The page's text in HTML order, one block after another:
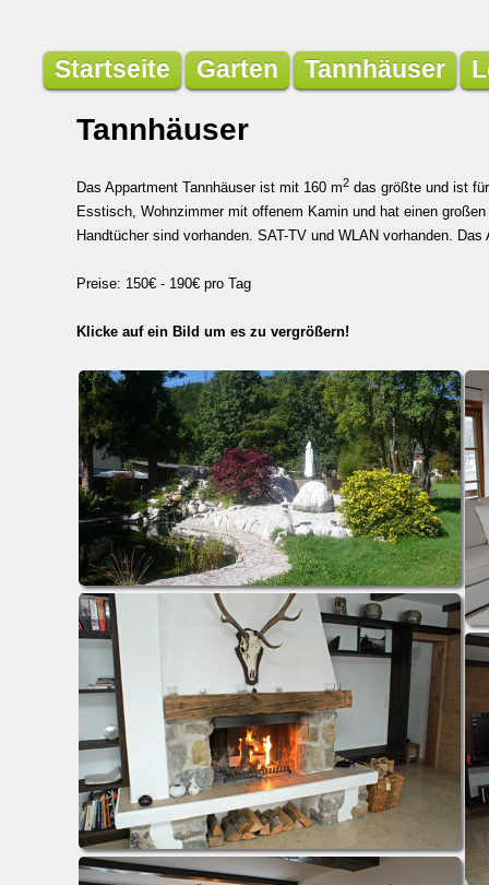
Startseite Garten Tannhäuser
Tannhäuser
Das Appartment Tannhäuser ist mit 160 m2 das größte und ist
Esstisch, Wohnzimmer mit offenem Kamin und hat einen
Handtücher sind vorhanden. SAT-TV und WLAN vorhanden.
Preise: 150€ - 190€ pro Tag
Klicke auf ein Bild um es zu vergrößern!